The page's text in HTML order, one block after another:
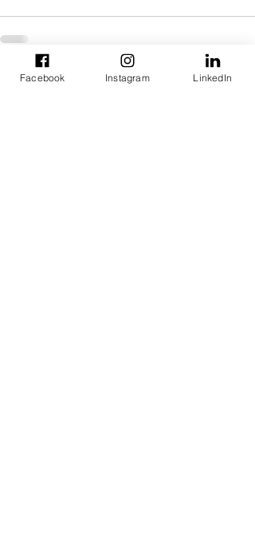
Posts récents Voir tout
Facebook Instagram LinkedIn